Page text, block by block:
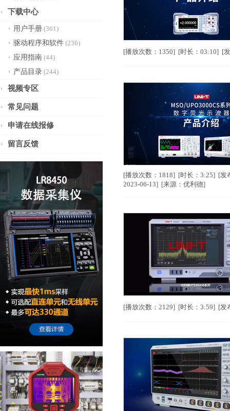
下载中心
用户手册 (361)
驱动程序和软件 (236)
应用指南 (44)
产品目录 (244)
视频专区
常见问题
申请在线报修
留言反馈
[播放次数：1350] [时长：03:10] [
[播放次数：1818] [时长：3:25] [发
2023-06-13] [来源：优利德]
[播放次数：2129] [时长：3:59] [发